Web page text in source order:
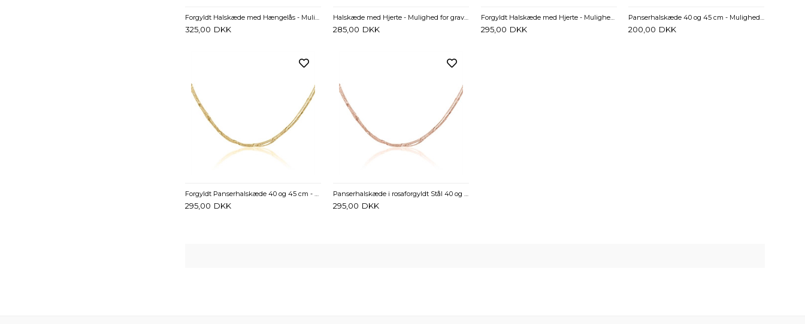
325,00 DKK 285,00 DKK
Forgyldt Halskæde med Hjerte - Mulighed for gravering
295,00 DKK 200,00 DKK
Forgyldt Panserhalskæde 40 og 45 cm - Mulighed for gravering
295,00 DKK
Panserhalskæde i rosaforgyldt Stål 40 og 45 cm - Mulighed for gravering
295,00 DKK